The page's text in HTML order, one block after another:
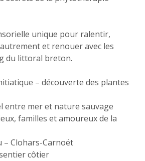
unique pour ralentir,
et renouer avec les
du littoral breton.
– découverte des plantes
entre mer et nature sauvage
familles et amoureux de la
– Clohars-Carnoët
côtier